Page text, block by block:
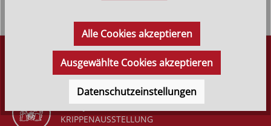
DÜRR KRIPPEN
SEIT 1977
GANZJÄHRIGE
KRIPPENAUSSTELLUNG
Alle Cookies akzeptieren
Ausgewählte Cookies akzeptieren
Datenschutzeinstellungen